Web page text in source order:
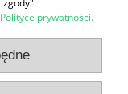
zgody".
prywatności.